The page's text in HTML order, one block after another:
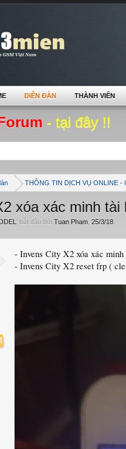
- tại đây !!
THÔNG TIN DỊCH VỤ ONLINE -
xóa xác minh tài
' bắt đầu bởi Tuan Pham 25/3/18
- Invens City X2 xóa xác
- Invens City X2 reset frp (
DIỄN ĐÀN THÀNH VIÊN